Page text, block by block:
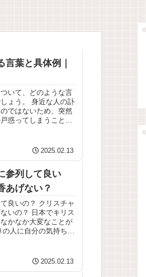
葉と具体例｜
いて、どのような言
ょう。 身近な人の訃
ではないため、突然
惑ってしまうことも
2025.02.13
参列して良い
あげない？
良いの？ クリスチャ
いの？ 日本でキリス
かなか大変なことが
人に自分の気持ちや
2025.02.13